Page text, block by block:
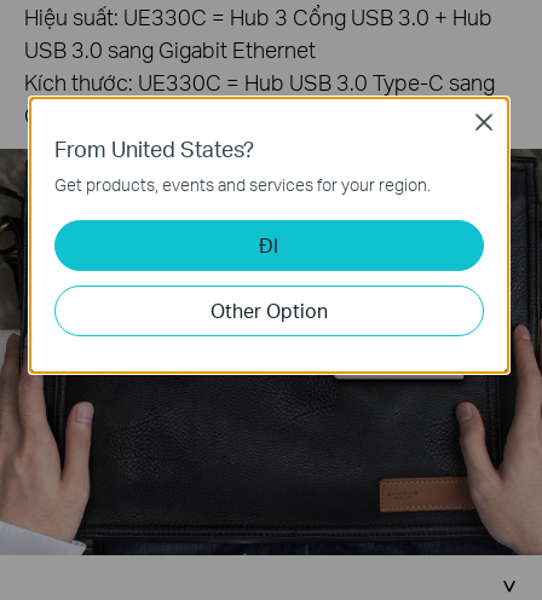
Hiệu suất: UE330C = Hub 3 Cổng USB 3.0 + Hub
USB 3.0 sang Gigabit Ethernet
Kích thước: UE330C = Hub USB 3.0 Type-C sang
Gigabit Ethernet
From United States?
Get products, events and services for your region.
ĐI
Other Option
Close